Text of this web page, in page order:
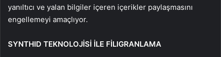
yanıltıcı ve yalan bilgiler içeren içerikler paylaşmasını
engellemeyi amaçlıyor.
SYNTHID TEKNOLOJİSİ İLE FİLIGRANLAMA